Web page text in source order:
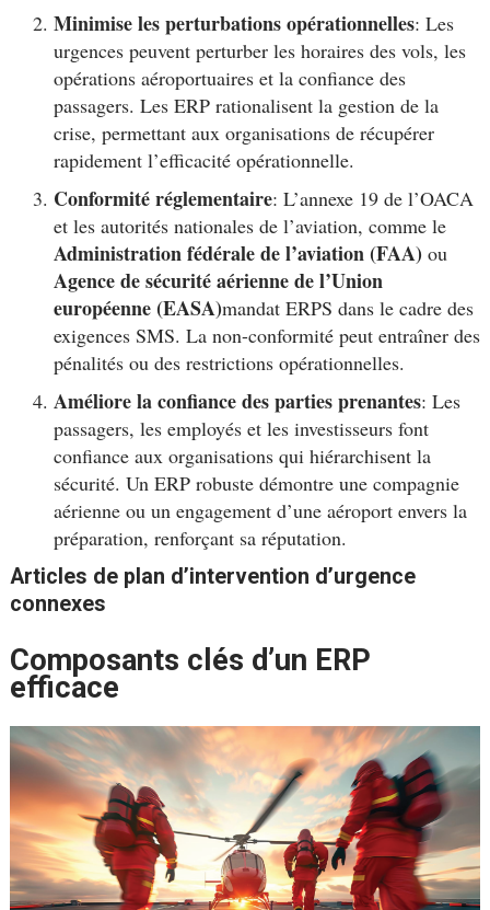
Minimise les perturbations opérationnelles: Les
urgences peuvent perturber les horaires des vols, les
opérations aéroportuaires et la confiance des
passagers. Les ERP rationalisent la gestion de la
crise, permettant aux organisations de récupérer
rapidement l’efficacité opérationnelle.
Conformité réglementaire: L’annexe 19 de l’OACA
et les autorités nationales de l’aviation, comme le
Administration fédérale de l’aviation (FAA) ou
Agence de sécurité aérienne de l’Union
européenne (EASA)mandat ERPS dans le cadre des
exigences SMS. La non-conformité peut entraîner des
pénalités ou des restrictions opérationnelles.
Améliore la confiance des parties prenantes: Les
passagers, les employés et les investisseurs font
confiance aux organisations qui hiérarchisent la
sécurité. Un ERP robuste démontre une compagnie
aérienne ou un engagement d’une aéroport envers la
préparation, renforçant sa réputation.
Articles de plan d’intervention d’urgence
connexes
Composants clés d’un ERP
efficace